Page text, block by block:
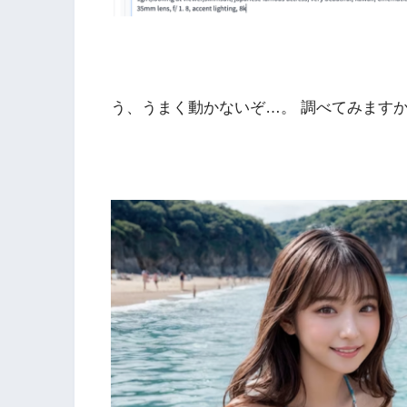
う、うまく動かないぞ…。 調べてみます